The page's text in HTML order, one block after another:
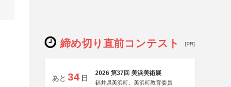
締め切り直前コンテスト [PR]
あと 34 日
2026 第37回 美浜美術展
福井県美浜町、美浜町教育委員